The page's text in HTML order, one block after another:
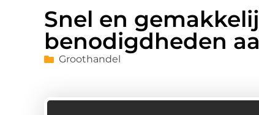
Snel en
benodigdheden
Groothandel